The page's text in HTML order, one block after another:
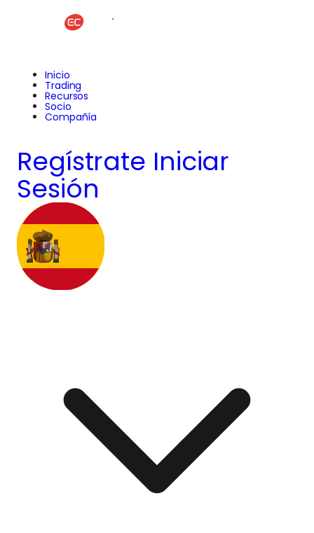
Inicio
Trading
Recursos
Socio
Compañía
Regístrate Iniciar
Sesión